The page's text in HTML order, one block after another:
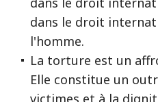
dans le droit
l'homme.
La torture est un
Elle constitue un
victimes et à la